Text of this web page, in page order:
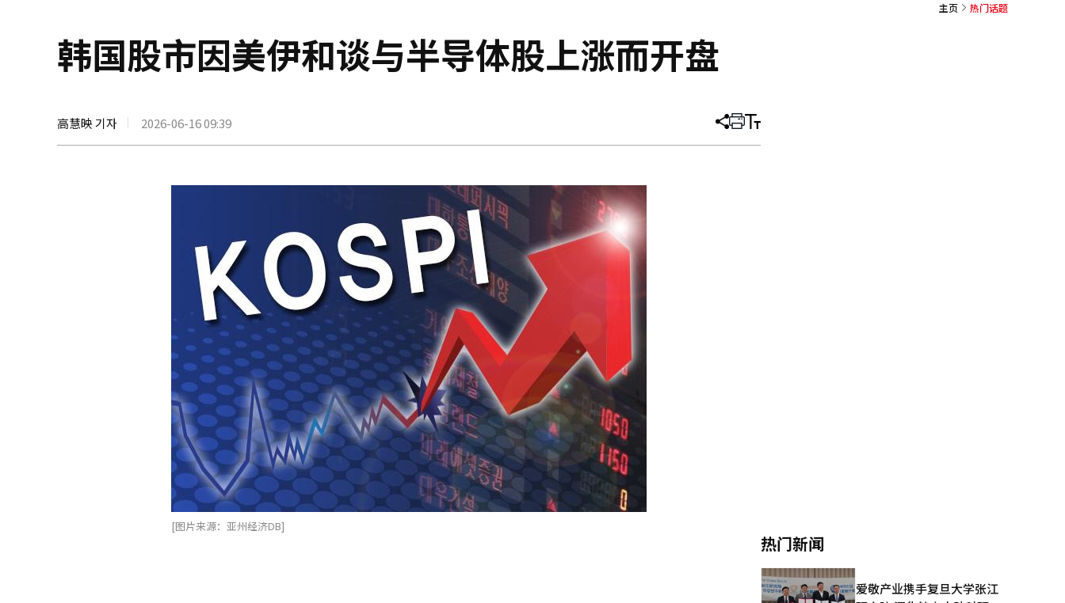
主页 热门话题
韩国股市因美伊和谈与半导体股上涨而开盘
高慧映 기자 2026-06-16 09:39 分
文
打 调
大
[图片来源：亚州经济DB]
热门新闻
爱敬产业携手复旦大学张江